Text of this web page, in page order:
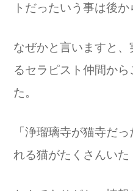
トだったいう事は後か
なぜかと言いますと
るセラピスト仲間か
た。
「浄瑠璃寺が猫寺だ
れる猫がたくさんいた